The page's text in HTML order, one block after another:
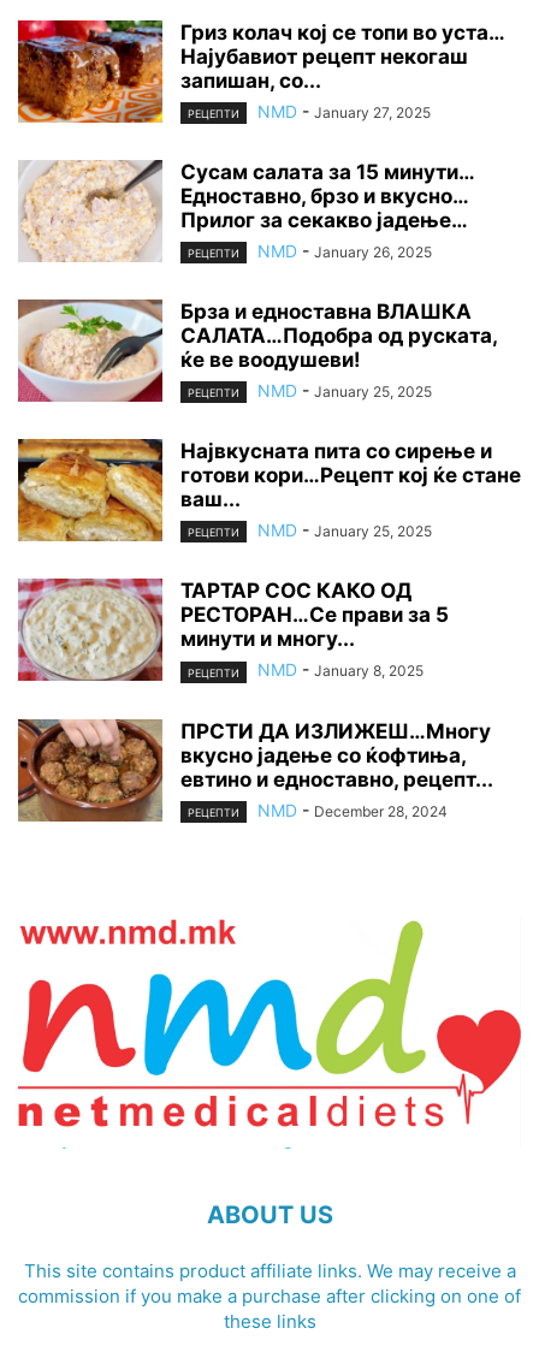
Гриз колач кој се топи во уста…
Најубавиот рецепт некогаш
запишан, со...
РЕЦЕПТИ NMD - January 27, 2025
Сусам салата за 15 минути…
Едноставно, брзо и вкусно…
Прилог за секакво јадење…
РЕЦЕПТИ NMD - January 26, 2025
Брза и едноставна ВЛАШКА
САЛАТА…Подобра од руската,
ќе ве воодушеви!
РЕЦЕПТИ NMD - January 25, 2025
Највкусната пита со сирење и
готови кори…Рецепт кој ќе стане
ваш...
РЕЦЕПТИ NMD - January 25, 2025
ТАРТАР СОС КАКО ОД
РЕСТОРАН…Се прави за 5
минути и многу...
РЕЦЕПТИ NMD - January 8, 2025
ПРСТИ ДА ИЗЛИЖЕШ…Многу
вкусно јадење со ќофтиња,
евтино и едноставно, рецепт...
РЕЦЕПТИ NMD - December 28, 2024
ABOUT US
This site contains product affiliate links. We may receive a
commission if you make a purchase after clicking on one of
these links